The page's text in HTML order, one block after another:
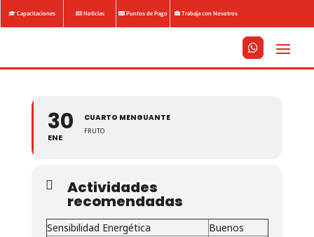
Capacitaciones Noticias Puntos de Pago Trabaja con Nosotros



30
ENE
CUARTO MENGUANTE
FRUTO
Actividades
recomendadas
Sensibilidad Energética
Buenos